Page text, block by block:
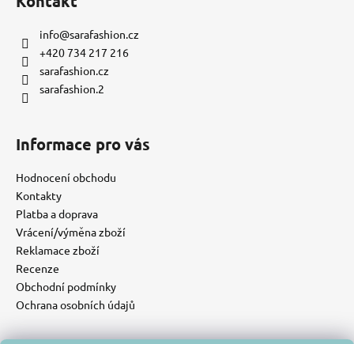
info@sarafashion.cz
+420 734 217 216
sarafashion.cz
sarafashion.2
Informace pro vás
Hodnocení obchodu
Kontakty
Platba a doprava
Vrácení/výměna zboží
Reklamace zboží
Recenze
Obchodní podmínky
Ochrana osobních údajů